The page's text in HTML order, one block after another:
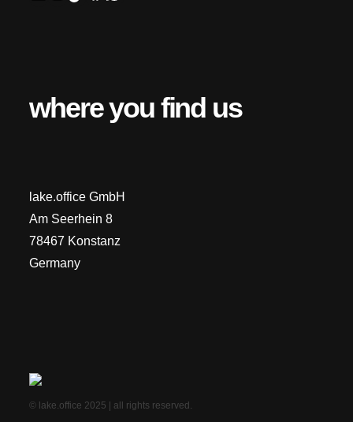
where you find us
lake.office GmbH
Am Seerhein 8
78467 Konstanz
Germany
© lake.office 2025 | all rights reserved.